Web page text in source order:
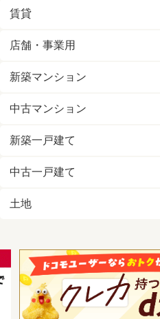
賃貸
店舗・事業用
新築マンション
中古マンション
新築一戸建て
中古一戸建て
土地